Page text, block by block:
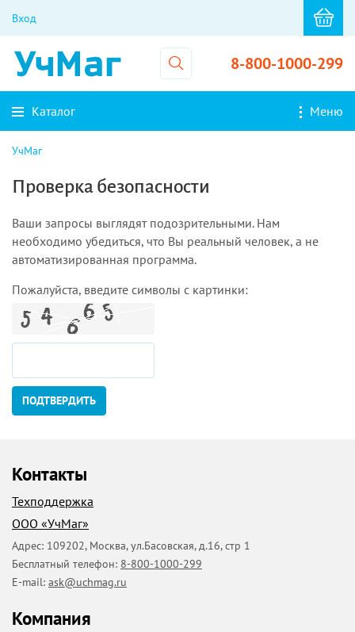
Вход
8-800-1000-299
Каталог Меню
УчМаг
Проверка безопасности
Ваши запросы выглядят подозрительными. Нам
необходимо убедиться, что Вы реальный человек, а не
автоматизированная программа.
Пожалуйста, введите символы с картинки:
ПОДТВЕРДИТЬ
Контакты
Техподдержка
ООО «УчМаг»
Адрес: 109202, Москва,ул.Басовская, д.16, стр 1
Бесплатный телефон: 8-800-1000-299
E-mail: ask@uchmag.ru
Компания